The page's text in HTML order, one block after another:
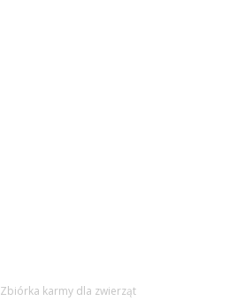
Zbiórka karmy dla zwierząt